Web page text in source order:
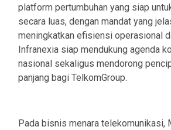
platform pertumbuhan yang siap
secara luas, dengan mandat yang
meningkatkan efisiensi operasional
Infranexia siap mendukung agenda
nasional sekaligus mendorong
panjang bagi TelkomGroup.
Pada bisnis menara telekomunikasi,